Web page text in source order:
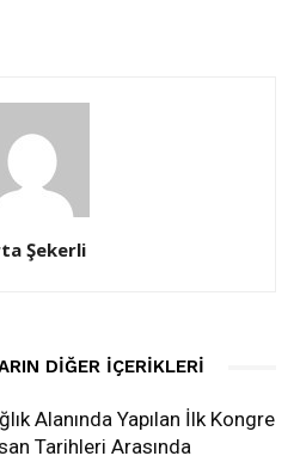
Şekerli
DIĞER İÇERIKLERI
Alanında Yapılan İlk Kongre
Tarihleri Arasında